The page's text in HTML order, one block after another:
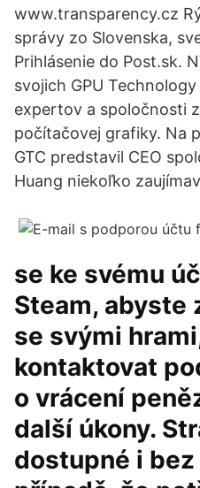
www.transparency.cz
správy zo Slovenska,
Prihlásenie do Post.sk.
svojich GPU
expertov a spoločnosti
počítačovej grafiky. Na
GTC predstavil CEO
Huang niekoľko
se ke svému
Steam, abyste
se svými
kontaktovat
o vrácení
další úkony.
dostupné i